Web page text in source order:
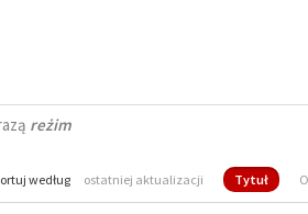
reżim
według ostatniej aktualizacji Tytuł